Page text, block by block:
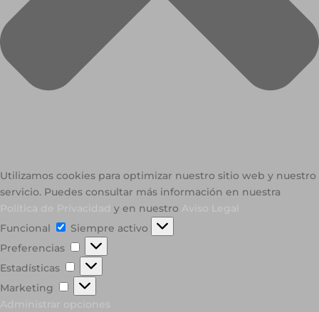
Utilizamos cookies para optimizar nuestro sitio web y nuestro
servicio. Puedes consultar más información en nuestra
y en nuestro
Funcional
Funcional
Siempre activo
Preferencias
Preferencias
Estadísticas
Estadísticas
Marketing
Marketing